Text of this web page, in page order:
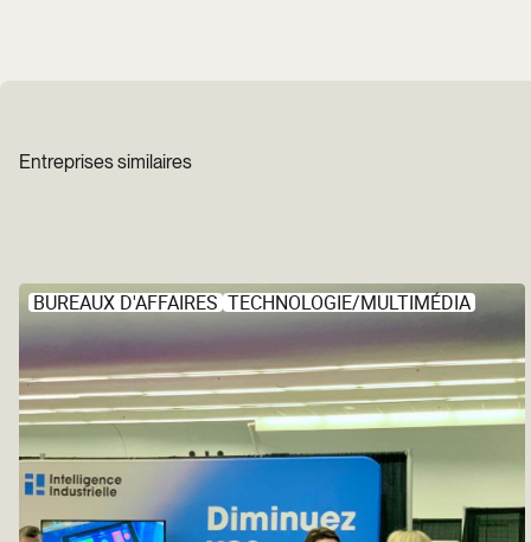
Entreprises similaires
BUREAUX D'AFFAIRES TECHNOLOGIE/MULTIMÉDIA